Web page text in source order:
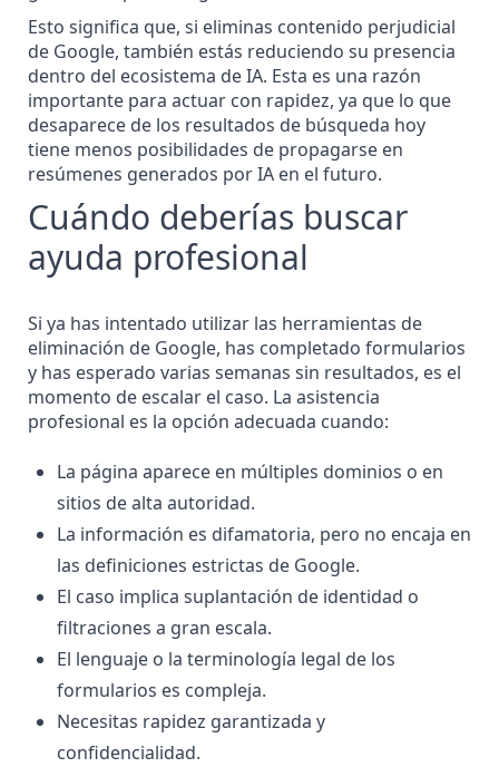
Esto significa que, si eliminas contenido perjudicial
de Google, también estás reduciendo su presencia
dentro del ecosistema de IA. Esta es una razón
importante para actuar con rapidez, ya que lo que
desaparece de los resultados de búsqueda hoy
tiene menos posibilidades de propagarse en
resúmenes generados por IA en el futuro.
Cuándo deberías buscar
ayuda profesional
Si ya has intentado utilizar las herramientas de
eliminación de Google, has completado formularios
y has esperado varias semanas sin resultados, es el
momento de escalar el caso. La asistencia
profesional es la opción adecuada cuando:
La página aparece en múltiples dominios o en
sitios de alta autoridad.
La información es difamatoria, pero no encaja en
las definiciones estrictas de Google.
El caso implica suplantación de identidad o
filtraciones a gran escala.
El lenguaje o la terminología legal de los
formularios es compleja.
Necesitas rapidez garantizada y
confidencialidad.